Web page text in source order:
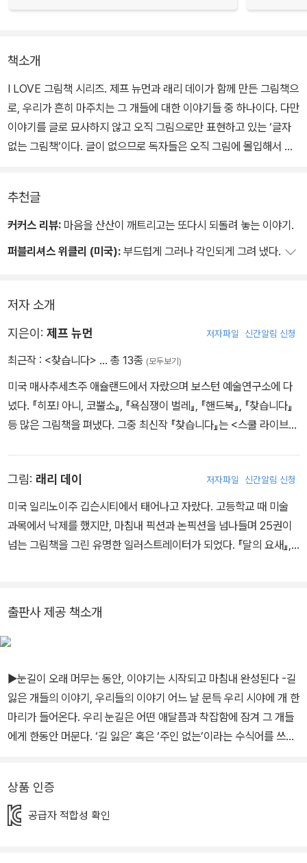
책소개
I LOVE 그림책 시리즈. 제프 뉴먼과 래리 데이가 함께 만든 그림책으
로, 우리가 흔히 마주치는 그 개들에 대한 이야기들 중 하나이다. 다만
이야기를 글로 묘사하지 않고 오직 그림으로만 표현하고 있는 ‘글자
없는 그림책’이다. 글이 없으므로 독자들은 오직 그림에 몰입해서 사
야기는 시작되고 또 어느새 완성되는 것이다.
그 과정에서 독자들은 누군가를 만나고 헤어지고, 잃고 얻고, 돌려주
고 다시 찾는, 그 모든 일들을 함께 겪게 된다. 이 그림책은 잃어버린
한 만남과 관계, 이별과 상실과 재회, 그리고 그 모두를 아우르는 사랑
추천글
커커스 리뷰: 마음을 산산이 깨트리고는 또다시 되돌려 놓는 이야기.
퍼블리셔스 위클리 (미국): 부드럽게 그러나 각인되게 그려 냈다.
저자 소개
지은이: 제프 뉴먼 저자파일 신간알림 신청
최근작 : <찾습니다> … 총 13종 (모두보기)
미국 매사추세츠주 애슐랜드에서 자랐으며 보스턴 예술연구소에 다
녔다. 『히포! 아니, 코뿔소』, 『욕심쟁이 벌레』, 『핸드북』, 『찾습니다』
등 많은 그림책을 펴냈다. 그중 최신작 『찾습니다』는 <스쿨 라이브러
그림: 래리 데이 저자파일 신간알림 신청
미국 일리노이주 깁슨시티에서 태어나고 자랐다. 고등학교 때 미술
과목에서 낙제를 했지만, 마침내 픽션과 논픽션을 넘나들며 25권이
넘는 그림책을 그린 유명한 일러스트레이터가 되었다. 『달의 요새』,
출판사 제공 책소개
▶눈길이 오래 머무는 동안, 이야기는 시작되고 마침내 완성된다 -길
잃은 개들의 이야기, 우리들의 이야기 어느 날 문득 우리 시야에 개 한
마리가 들어온다. 우리 눈길은 어떤 애달픔과 착잡함에 잠겨 그 개들
에게 한동안 머문다. ‘길 잃은’ 혹은 ‘주인 없는’이라는 수식어를 쓰기
犬)’이라는 합성어가 흔히 쓰이는데, 찬찬히 뜯어보면 ‘내다 버린
개’라는 뜻이다. 앞서 나열한 말들을 한꺼번에 삼켜 버릴 만큼 거칠고
상품 인증
공급자 적합성 확인